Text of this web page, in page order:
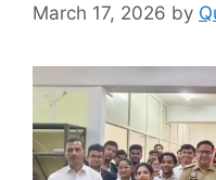
March 17, 2026 by